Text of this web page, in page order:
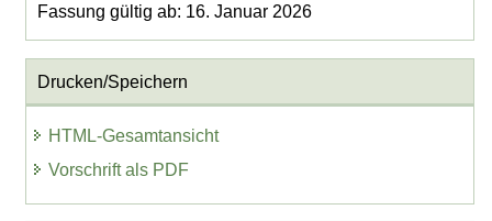
Fassung gültig ab: 16. Januar 2026
Drucken/Speichern
HTML-Gesamtansicht
Vorschrift als PDF